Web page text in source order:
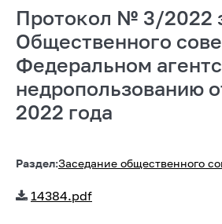
Протокол № 3/2022
Общественного
Федеральном
недропользованию
2022 года
Раздел:Заседание общественного
14384.pdf